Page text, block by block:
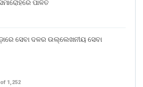
ପାଳିତ
ସେବା ଦଳର ଉଲ୍ଲେଖନୀୟ ସେବା
1,252